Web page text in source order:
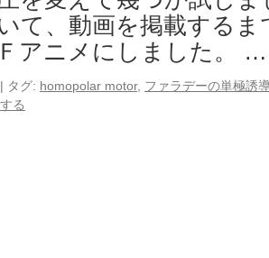
て、動画を掲載する
アニメにしました。
| タグ: homopolar motor, ファラデーの単極誘
る